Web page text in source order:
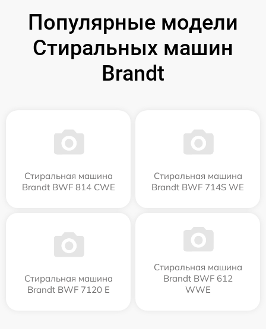
Популярные модели
Стиральных машин
Brandt
Стиральная машина
Brandt BWF 814 CWE
Стиральная машина
Brandt BWF 714S WE
Стиральная машина
Brandt BWF 7120 E
Стиральная машина
Brandt BWF 612
WWE